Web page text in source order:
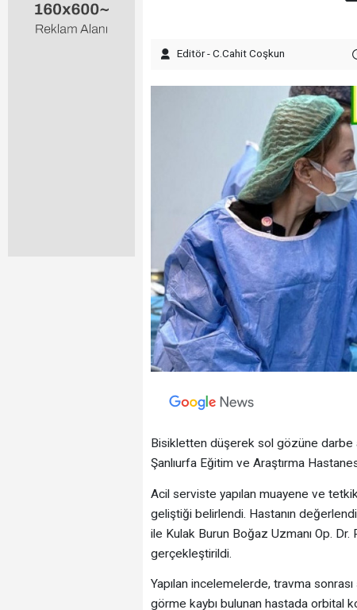
Editör - C.Cahit Coşkun
Bisikletten düşerek sol gözüne darbe
Şanlıurfa Eğitim ve Araştırma
Acil serviste yapılan muayene ve
geliştiği belirlendi. Hastanın
ile Kulak Burun Boğaz Uzmanı Op.
gerçekleştirildi.
Yapılan incelemelerde, travma
görme kaybı bulunan hastada orbital